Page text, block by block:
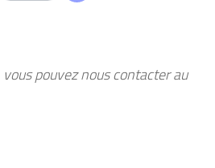
pouvez nous contacter au